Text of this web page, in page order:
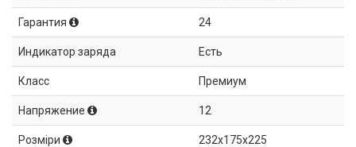
Гарантия 24
Индикатор заряда Есть
Класс Премиум
Напряжение 12
Розміри 232x175x225